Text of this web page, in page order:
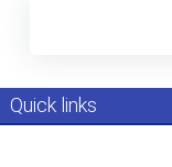
Quick links